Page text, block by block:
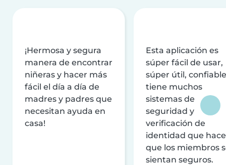
¡Hermosa y segura
manera de encontrar
niñeras y hacer más
fácil el día a día de
madres y padres que
necesitan ayuda en
casa!
Esta aplicación es
súper fácil de usar,
súper útil,
tiene muchos
sistemas de
seguridad y
verificación de
identidad que
que los miembros
sientan seguros.